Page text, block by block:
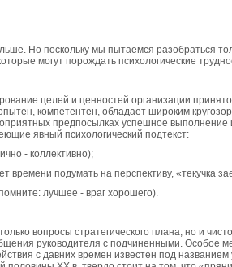
Но поскольку мы пытаемся разобраться
могут порождать психологические
целей и ценностей организации
компетентен, обладает широким
предпосылках успешное выполнение
явный психологический подтекст:
- коллективно);
времени подумать на перспективу, «текучка
лучшее - враг хорошего).
вопросы стратегического плана, но и
руководителя с подчиненными. Особое
с давних времен известен под названием